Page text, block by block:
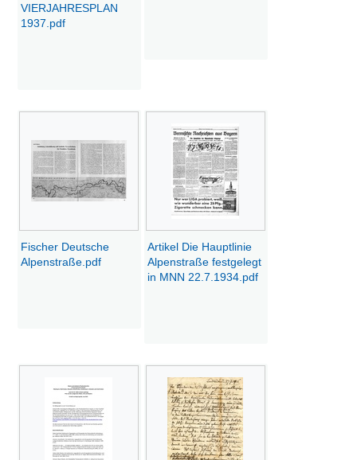
VIERJAHRESPLAN
1937.pdf
Fischer Deutsche
Alpenstraße.pdf
Artikel Die Hauptlinie
Alpenstraße festgelegt
in MNN 22.7.1934.pdf